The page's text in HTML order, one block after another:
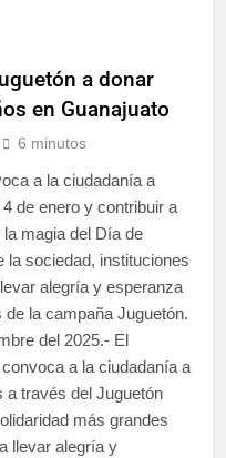
a donar
en Guanajuato
6 minutos
a la ciudadanía a
de enero y contribuir a
magia del Día de
sociedad, instituciones
alegría y esperanza
la campaña Juguetón.
del 2025.- El
a la ciudadanía a
a través del Juguetón
más grandes
llevar alegría y